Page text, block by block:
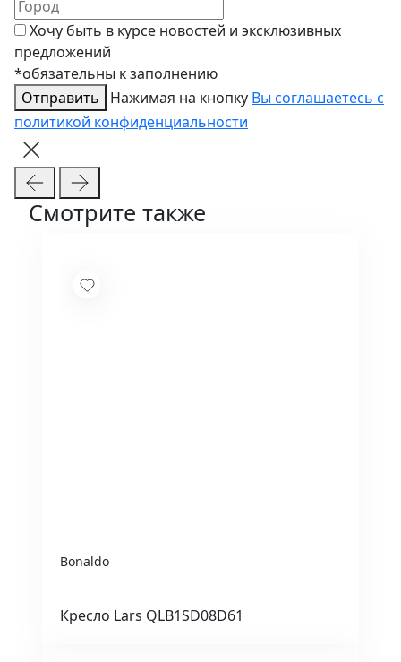
Хочу быть в курсе новостей и эксклюзивных
предложений
*обязательны к заполнению
Отправить
Нажимая на кнопку Вы соглашаетесь с
политикой конфиденциальности
Смотрите также
Bonaldo
Кресло Lars QLB1SD08D61